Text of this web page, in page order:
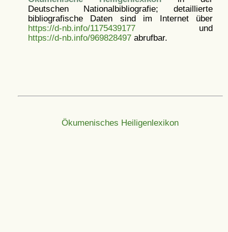
Deutschen Nationalbibliografie; detaillierte
bibliografische Daten sind im Internet über
https://d-nb.info/1175439177und
https://d-nb.info/969828497abrufbar.
Ökumenisches Heiligenlexikon